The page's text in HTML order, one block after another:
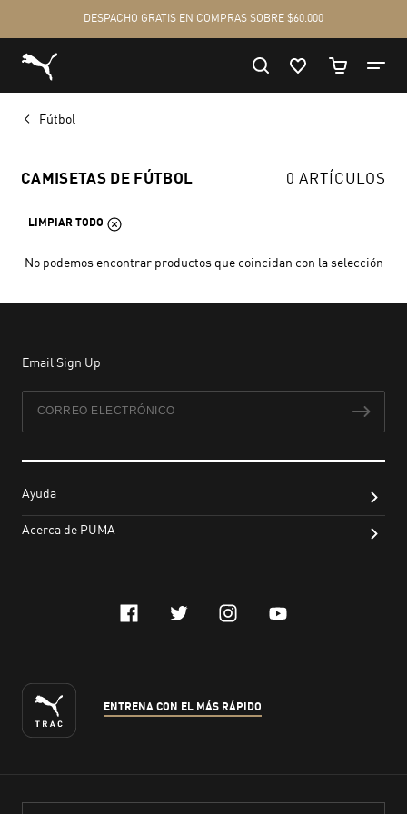
Fútbol
CAMISETAS DE FÚTBOL 0 ARTÍCULOS
LIMPIAR TODO
No podemos encontrar productos que coincidan con la selección